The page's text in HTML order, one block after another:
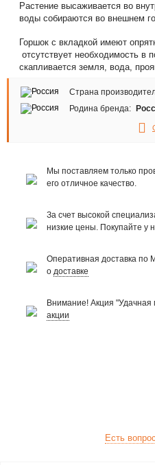
Растение высаживается во
воды собираются во внешнем
Горшок с вкладкой имеют
отсутствует необходимость в
скапливается земля, вода,
Страна
Родина бренда:
Мы поставляем только
его отличное качество.
За счет высокой
низкие цены. Покупайте у
Оперативная доставка по
о доставке
Внимание! Акция "Удачная
акции
Есть